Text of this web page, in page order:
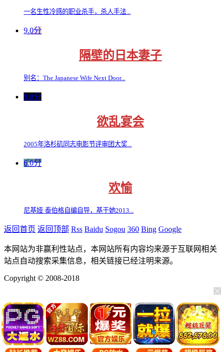
一名生性冷感的职业杀手，杀人手法...
9.0分
隔壁的日本妻子
别名：The Japanese Wife Next Door...
9.0分
欲乱宴会
2005年洛杉矶同志电影节评审团大奖...
6.0分
欢愉
尼基娅·泰伯格自编自导，基于她2013...
返回首页 返回顶部 Rss Baidu Sogou 360 Bing Google
本网站为非赢利性站点，本网站所有内容均来源于互联网相关
站点自动搜索采集信息，相关链接已经注明来源。
Copyright © 2008-2018